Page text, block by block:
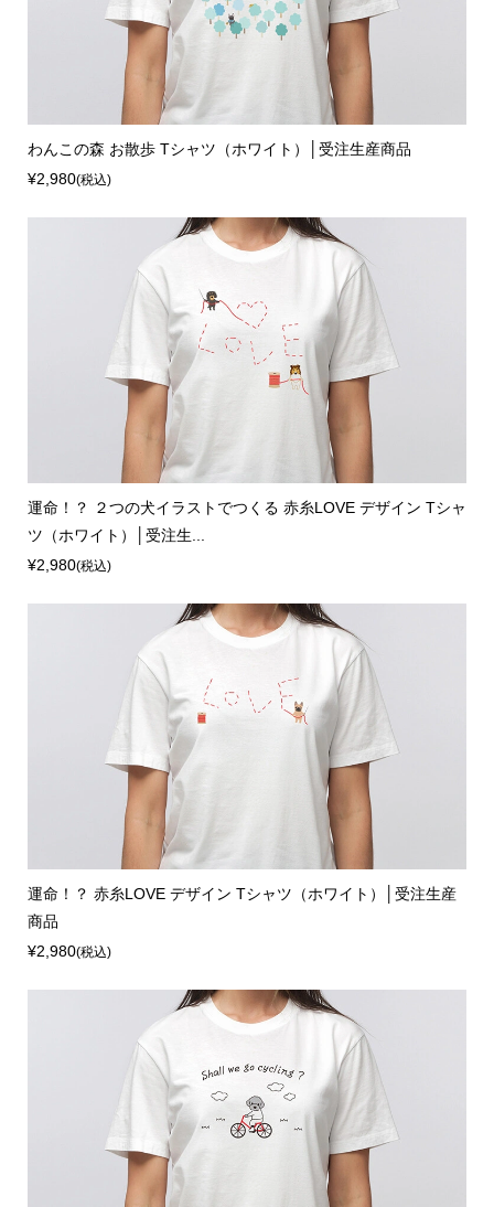
わんこの森 お散歩 Tシャツ（ホワイト）│受注生産商品
¥2,980(税込)
運命！？ ２つの犬イラストでつくる 赤糸LOVE デザイン Tシャ
ツ（ホワイト）│受注生...
¥2,980(税込)
運命！？ 赤糸LOVE デザイン Tシャツ（ホワイト）│受注生産
商品
¥2,980(税込)